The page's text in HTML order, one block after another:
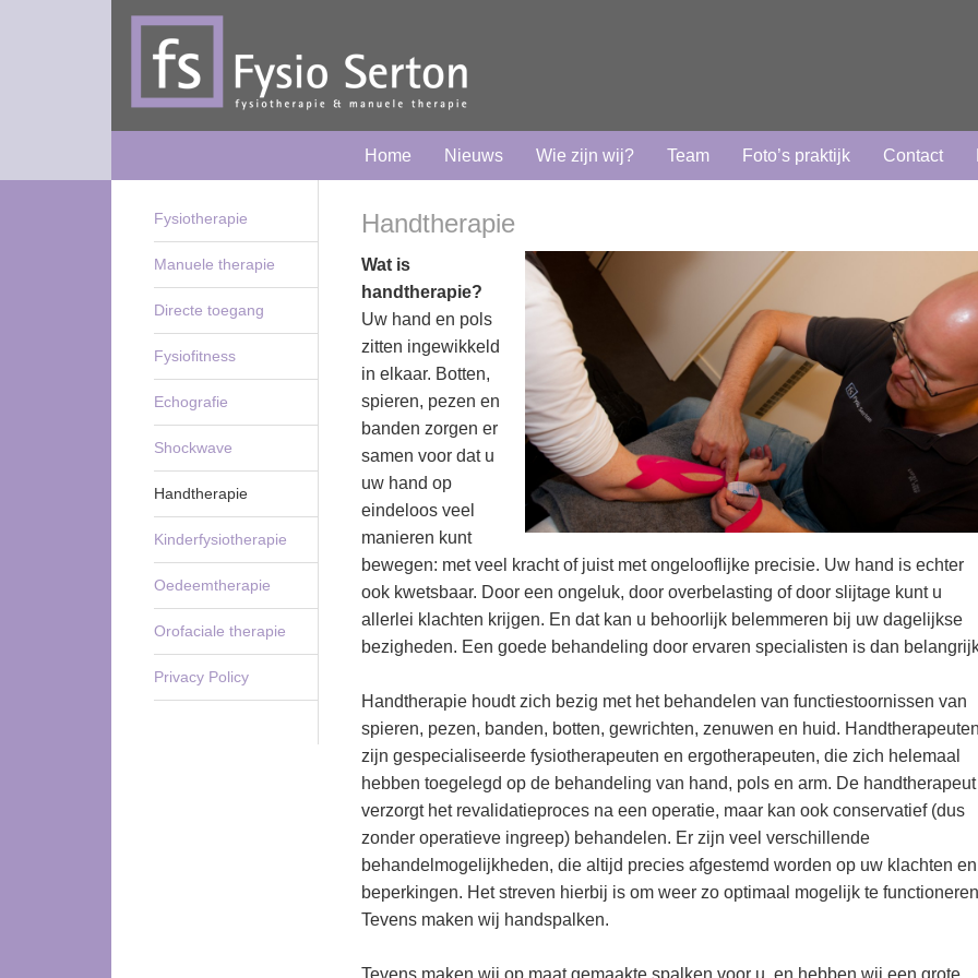
Home Nieuws Wie zijn wij? Team Foto’s praktijk Contact
Handtherapie
Wat is
handtherapie?
Uw hand en pols
zitten ingewikkeld
in elkaar. Botten,
spieren, pezen en
banden zorgen er
samen voor dat u
uw hand op
eindeloos veel
manieren kunt
bewegen: met veel kracht of juist met ongelooflijke precisie. Uw hand is echter
ook kwetsbaar. Door een ongeluk, door overbelasting of door slijtage kunt u
allerlei klachten krijgen. En dat kan u behoorlijk belemmeren bij uw dagelijkse
bezigheden. Een goede behandeling door ervaren specialisten is dan
Handtherapie houdt zich bezig met het behandelen van functiestoornissen van
spieren, pezen, banden, botten, gewrichten, zenuwen en huid. Handtherapeuten
zijn gespecialiseerde fysiotherapeuten en ergotherapeuten, die zich helemaal
hebben toegelegd op de behandeling van hand, pols en arm. De handtherapeut
verzorgt het revalidatieproces na een operatie, maar kan ook conservatief (dus
zonder operatieve ingreep) behandelen. Er zijn veel verschillende
behandelmogelijkheden, die altijd precies afgestemd worden op uw klachten en
beperkingen. Het streven hierbij is om weer zo optimaal mogelijk te
Tevens maken wij handspalken.
Tevens maken wij op maat gemaakte spalken voor u, en hebben wij een grote
Fysiotherapie
Manuele therapie
Directe toegang
Fysiofitness
Echografie
Shockwave
Handtherapie
Kinderfysiotherapie
Oedeemtherapie
Orofaciale therapie
Privacy Policy